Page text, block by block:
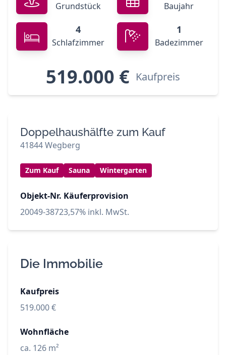
Grundstück Baujahr
4
Schlafzimmer
1
Badezimmer
519.000 € Kaufpreis
Doppelhaushälfte zum Kauf
41844 Wegberg
Zum Kauf Sauna Wintergarten
Objekt-Nr.
20049-3872
Käuferprovision
3,57% inkl. MwSt.
Die Immobilie
Kaufpreis
519.000 €
Wohnfläche
ca. 126 m²